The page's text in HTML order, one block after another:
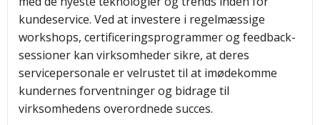
kundeservice. Ved at investere i regelmæssige
workshops, certificeringsprogrammer og feedback-
sessioner kan virksomheder sikre, at deres
servicepersonale er velrustet til at imødekomme
kundernes forventninger og bidrage til
virksomhedens overordnede succes.